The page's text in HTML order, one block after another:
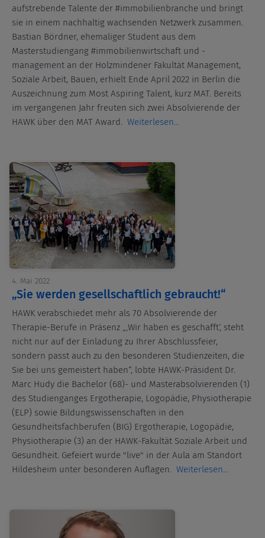
aufstrebende Talente der #immobilienbranche und bringt
sie in einem nachhaltig wachsenden Netzwerk zusammen.
Bastian Bördner, ehemaliger Student aus dem
Masterstudiengang #immobilienwirtschaft und -
management an der Holzmindener Fakultät Management,
Soziale Arbeit, Bauen, erhielt Ende April 2022 in Berlin die
Auszeichnung zum Most Aspiring Talent, kurz MAT. Bereits
im vergangenen Jahr freuten sich zwei Absolvierende der
HAWK über den MAT Award. Weiterlesen...
4. Mai 2022
„Sie werden gesellschaftlich gebraucht!“
HAWK verabschiedet mehr als 70 Absolvierende der
Therapie-Berufe in Präsenz „‚Wir haben es geschafft‘, steht
nicht nur auf der Einladung zu Ihrer Abschlussfeier,
sondern passt auch zu den besonderen Studienzeiten, die
Sie bei uns gemeistert haben“, lobte HAWK-Präsident Dr.
Marc Hudy die Bachelor (68)- und Masterabsolvierenden (1)
des Studienganges Ergotherapie, Logopädie, Physiotherapie
(ELP) sowie Bildungswissenschaften in den
Gesundheitsfachberufen (BIG) Ergotherapie, Logopädie,
Physiotherapie (3) an der HAWK-Fakultät Soziale Arbeit und
Gesundheit. Gefeiert wurde "live" in der Aula am Standort
Hildesheim unter besonderen Auflagen. Weiterlesen...